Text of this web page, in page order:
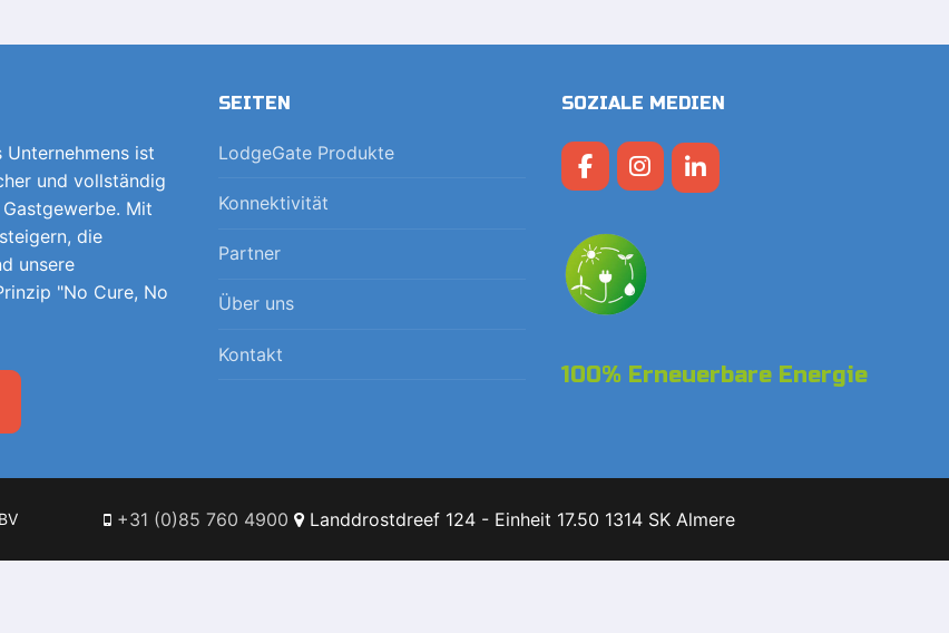
ist
und vollständig
Mit
die
unsere
"No Cure, No
SEITEN
LodgeGate Produkte
Konnektivität
Partner
Über uns
Kontakt
SOZIALE MEDIEN
100% Erneuerbare Energie
+31 (0)85 760 4900 Landdrostdreef 124 - Einheit 17.50 1314 SK Almere